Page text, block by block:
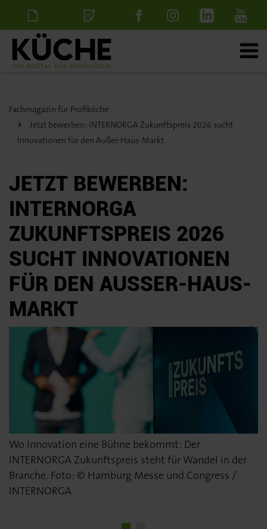
NewsletterStellenanzeige
Fachmagazin für Profiköche
Jetzt bewerben: INTERNORGA Zukunftspreis 2026 sucht
Innovationen für den Außer-Haus-Markt
JETZT BEWERBEN:
INTERNORGA
ZUKUNFTSPREIS 2026
SUCHT INNOVATIONEN
FÜR DEN AUSSER-HAUS-M
ARKT
Wo Innovation eine Bühne bekommt: Der
INTERNORGA Zukunftspreis steht für Wandel in der
Branche. Foto: © Hamburg Messe und Congress /
INTERNORGA
Die Preisträgerinnen und Preisträger des
INTERNORGA Zukunftspreises 2025. Foto: ©
Hamburg Messe und Congress / INTERNORGA